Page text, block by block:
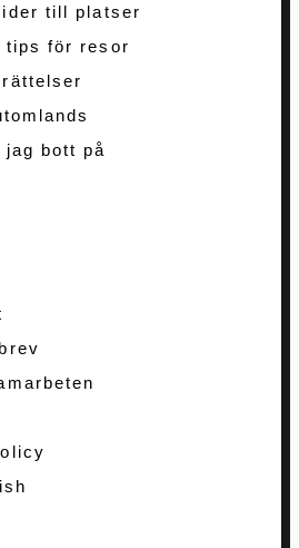
till platser
tips för resor
jag bott på